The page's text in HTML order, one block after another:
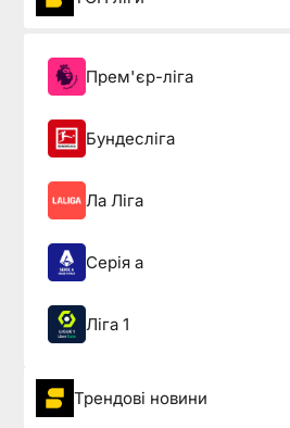
Прем'єр-ліга
Бундесліга
Ла Ліга
Серія а
Ліга 1
Трендові новини